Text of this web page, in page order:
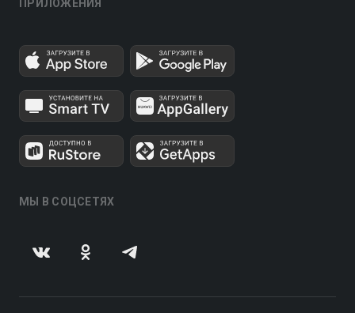
ПРИЛОЖЕНИЯ
МЫ В СОЦСЕТЯХ